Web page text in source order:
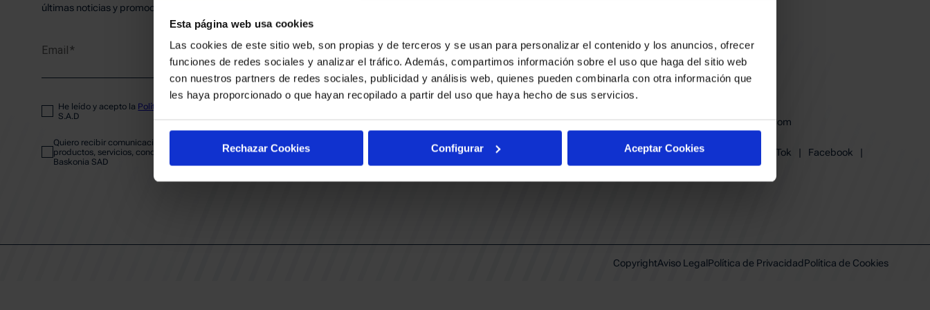
Esta página web usa cookies
Las cookies de este sitio web, son propias y de terceros y se usan para personalizar el contenido y los anuncios, ofrecer
funciones de redes sociales y analizar el tráfico. Además, compartimos información sobre el uso que haga del sitio web
con nuestros partners de redes sociales, publicidad y análisis web, quienes pueden combinarla con otra información que
les haya proporcionado o que hayan recopilado a partir del uso que haya hecho de sus servicios.
Rechazar Cookies Configurar Aceptar Cookies
PLANTILLA
ENTRADAS
ABONADOS
CALENDARIO
CLUB
últimas noticias y promociones del club.
Email
He leído y acepto la Política de privacidad
S.A.D
Quiero recibir comunicaciones electrónicas sobre las actividades,
productos, servicios, concursos, ofertas y/o promociones del SASKI
Baskonia SAD
BAKH
FUNDACIÓN BASKONIA-ALAVÉS
01013 Vitoria-Gasteiz
baskonia@baskonia.com
Instagram
TikTok | Facebook
|
Youtube
| Linkedin
CopyrightAviso LegalPolítica de PrivacidadPolítica de Cookies